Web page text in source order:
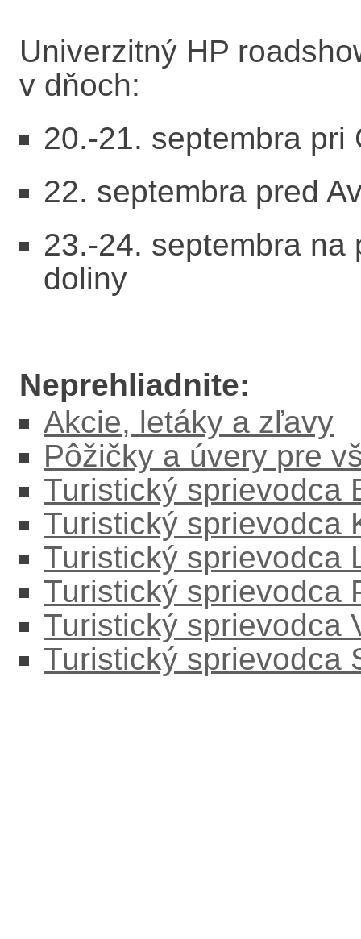
Univerzitný HP
v dňoch:
20.-21. septembra
22. septembra pred
23.-24. septembra
doliny
Neprehliadnite:
Akcie, letáky a zľavy
Pôžičky a úvery pre
Turistický sprievodca
Turistický sprievodca
Turistický sprievodca
Turistický sprievodca
Turistický sprievodca
Turistický sprievodca